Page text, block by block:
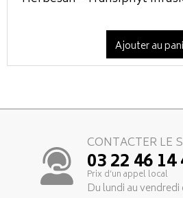
Ajouter au
CONTACTER LE
03 22 46 14
Prix d’un appel local
Du lundi au vendredi